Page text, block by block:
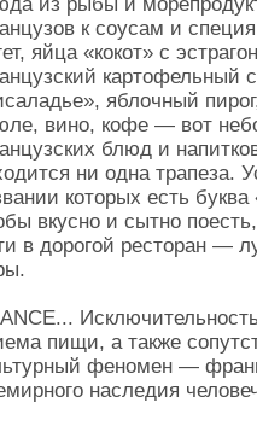
к соусам и
яйца «кокот» с
картофельный
яблочный
вино, кофе — вот
блюд и
ни одна трапеза.
которых есть буква
вкусно и сытно
в дорогой ресторан —
пищи, а также
феномен —
наследия